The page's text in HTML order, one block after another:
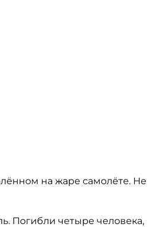
на жаре самолёте. Не
Погибли четыре человека,